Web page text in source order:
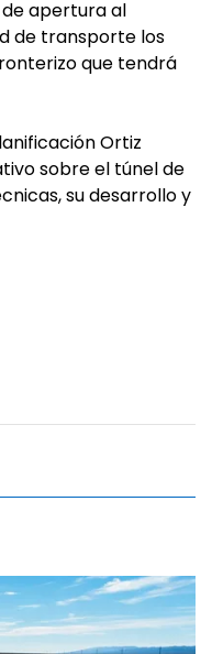
apertura al
de transporte los
que tendrá
Ortiz
sobre el túnel de
su desarrollo y